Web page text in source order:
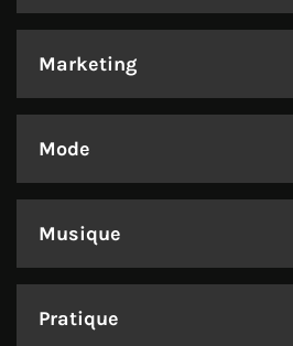
Marketing
Mode
Musique
Pratique